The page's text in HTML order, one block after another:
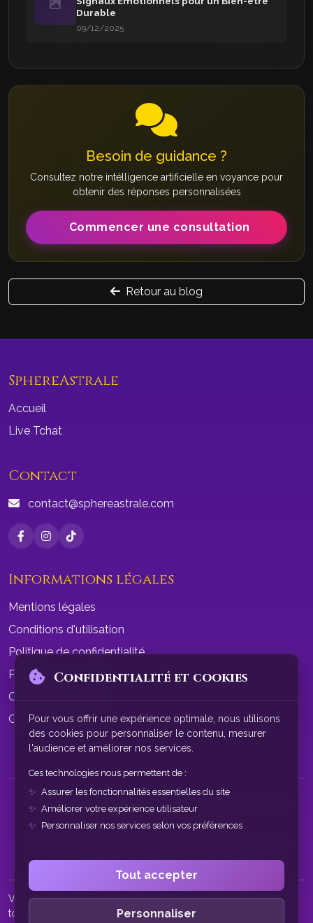
Durable
09/12/2025
Besoin de guidance ?
Consultez notre intélligence artificielle en voyance pour
obtenir des réponses personnalisées
Commencer une consultation
Retour au blog
SphereAstrale
Accueil
Live Tchat
Contact
contact@sphereastrale.com
Informations légales
Mentions légales
Conditions d'utilisation
Politique de confidentialité
Politique de cookies
Conditions de vente
Gérer les cookies
© 2026 SphereAstrale - Voyance par tchat gratuit sans
inscription. Tous droits réservés.
Voyance par tchat • Tchat voyance gratuit • Voyance gratuite par
tchat • Voyance sans inscription • Voyant par tchat • Consultation
Confidentialité et cookies
Pour vous offrir une expérience optimale, nous utilisons
des cookies pour personnaliser le contenu, mesurer
l'audience et améliorer nos services.
Ces technologies nous permettent de :
Assurer les fonctionnalités essentielles du site
Améliorer votre expérience utilisateur
Personnaliser nos services selon vos préférences
Tout accepter
Personnaliser